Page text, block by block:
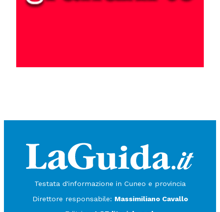
Testata d'informazione in Cuneo e provincia
Direttore responsabile: Massimiliano Cavallo